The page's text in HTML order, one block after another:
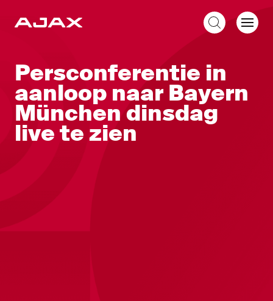
Persconferentie in
aanloop naar Bayern
München dinsdag
live te zien